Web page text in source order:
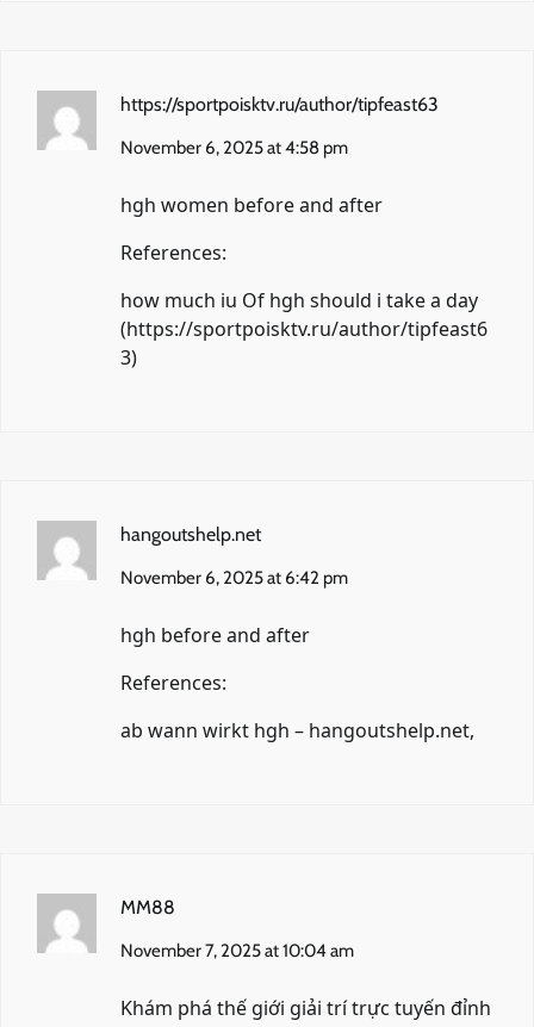
https://sportpoisktv.ru/author/tipfeast63
November 6, 2025 at 4:58 pm
hgh women before and after
References:
how much iu Of hgh should i take a day
(https://sportpoisktv.ru/author/tipfeast6
3)
hangoutshelp.net
November 6, 2025 at 6:42 pm
hgh before and after
References:
ab wann wirkt hgh – hangoutshelp.net,
MM88
November 7, 2025 at 10:04 am
Khám phá thế giới giải trí trực tuyến đỉnh